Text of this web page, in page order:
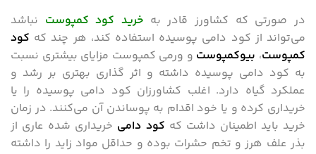
در صورتی که کشاورز قادر به خرید کود کمپوست نباشد
می‌تواند از کود دامی پوسیده استفاده کند، هر چند که کود
کمپوست، بیوکمپوست و ورمی کمپوست مزایای بیشتری نسبت
به کود دامی پوسیده داشته و اثر گذاری بهتری بر رشد و
عملکرد گیاه دارد. اغلب کشاورزان کود دامی پوسیده را یا
خریداری کرده و یا خود اقدام به پوساندن آن می‌کنند. در زمان
خرید باید اطمینان داشت که کود دامی خریداری شده عاری از
بذر علف هرز و تخم حشرات بوده و حداقل مواد زاید را داشته